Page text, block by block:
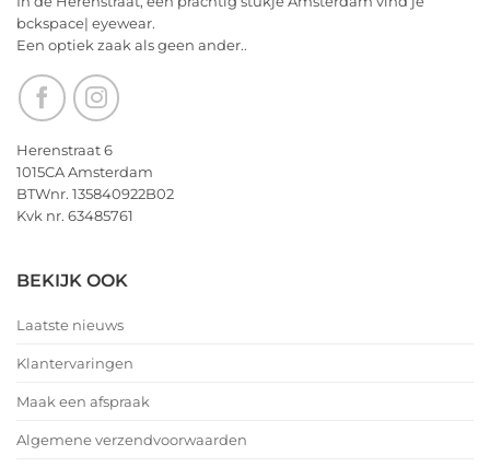
bckspace| eyewear.
Een optiek zaak als geen ander..
Herenstraat 6
1015CA Amsterdam
BTWnr. 135840922B02
Kvk nr. 63485761
BEKIJK OOK
Laatste nieuws
Klantervaringen
Maak een afspraak
Algemene verzendvoorwaarden